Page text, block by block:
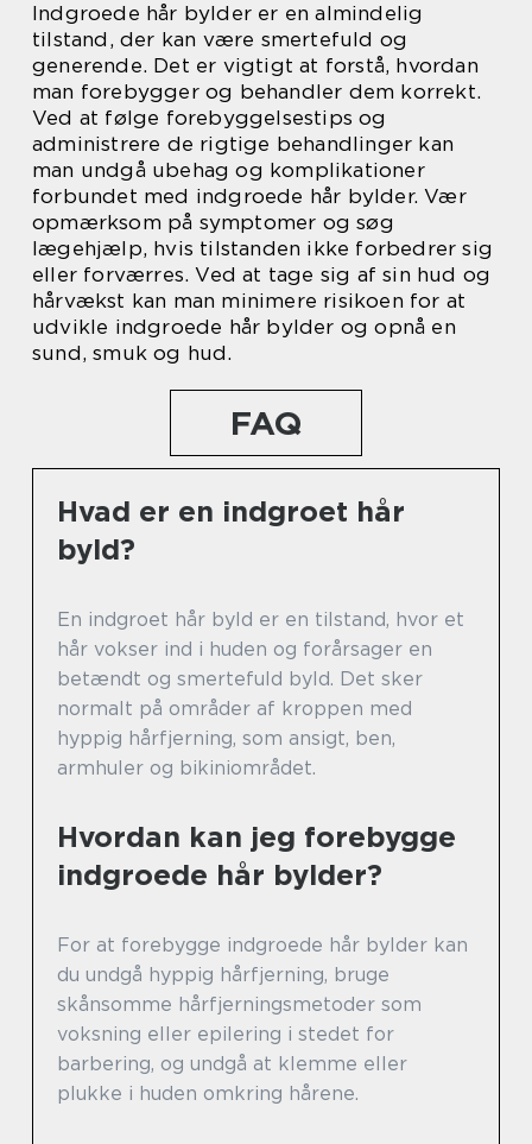
Indgroede hår bylder er en almindelig
tilstand, der kan være smertefuld og
generende. Det er vigtigt at forstå, hvordan
man forebygger og behandler dem korrekt.
Ved at følge forebyggelsestips og
administrere de rigtige behandlinger kan
man undgå ubehag og komplikationer
forbundet med indgroede hår bylder. Vær
opmærksom på symptomer og søg
lægehjælp, hvis tilstanden ikke forbedrer sig
eller forværres. Ved at tage sig af sin hud og
hårvækst kan man minimere risikoen for at
udvikle indgroede hår bylder og opnå en
sund, smuk og hud.
FAQ
Hvad er en indgroet hår
byld?
En indgroet hår byld er en tilstand, hvor et
hår vokser ind i huden og forårsager en
betændt og smertefuld byld. Det sker
normalt på områder af kroppen med
hyppig hårfjerning, som ansigt, ben,
armhuler og bikiniområdet.
Hvordan kan jeg forebygge
indgroede hår bylder?
For at forebygge indgroede hår bylder kan
du undgå hyppig hårfjerning, bruge
skånsomme hårfjerningsmetoder som
voksning eller epilering i stedet for
barbering, og undgå at klemme eller
plukke i huden omkring hårene.